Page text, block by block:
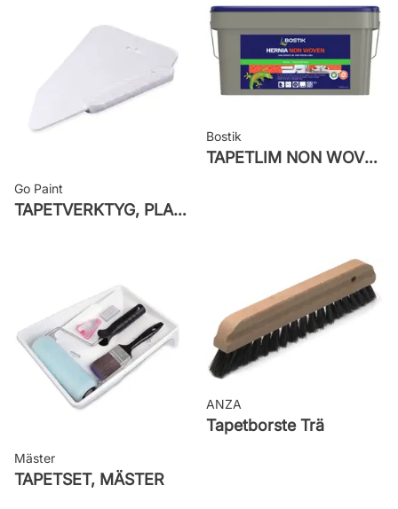
Applicering av lim: Lim strykes på
väggen
Leverantörens artikelnummer: 8077
Go Paint
TAPETVERKTYG, PLAST GO PAINT
Bostik
TAPETLIM NON WOVEN
Mäster
TAPETSET, MÄSTER
ANZA
Tapetborste Trä